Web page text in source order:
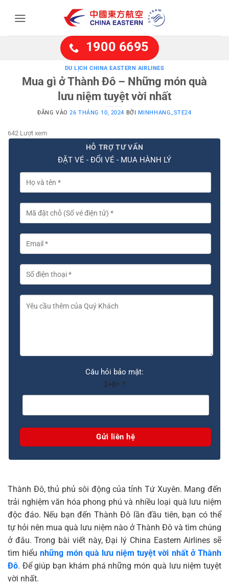
1900 6695
DU LỊCH CHINA EASTERN AIRLINES
Mua gì ở Thành Đô – Những món quà
lưu niệm tuyệt vời nhất
ĐĂNG VÀO26 THÁNG 10, 2024 BỞI MINHHANG_STE24
642 Lượt xem
HỖ TRỢ TƯ VẤN
ĐẶT VÉ - ĐỔI VÉ - MUA HÀNH LÝ
Câu hỏi bảo mật:
2+8= ?
Thành Đô, thủ phủ sôi động của tỉnh Tứ Xuyên. Mang đến
trải nghiệm văn hóa phong phú và nhiều loại quà lưu niệm
độc đáo. Nếu bạn đến Thành Đô lần đầu tiên, bạn có thể
tự hỏi nên mua quà lưu niệm nào ở Thành Đô và tìm chúng
ở đâu. Trong bài viết này, Đại lý China Eastern Airlines sẽ
tìm hiểunhững món quà lưu niệm tuyệt vời nhất ở Thành
Đô. Để giúp bạn khám phá những món quà lưu niệm tuyệt
vời nhất.